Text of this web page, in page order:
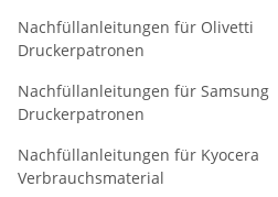
Nachfüllanleitungen für Olivetti
Druckerpatronen
Nachfüllanleitungen für Samsung
Druckerpatronen
Nachfüllanleitungen für Kyocera
Verbrauchsmaterial